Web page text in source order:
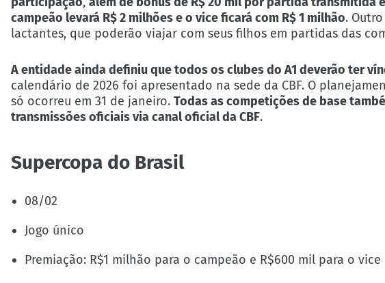
campeão levará R$ 2 milhões e o vice ficará com R$ 1 milhão.
lactantes, que poderão viajar com seus filhos em partidas das
A entidade ainda definiu que todos os clubes do A1 deverão ter
calendário de 2026 foi apresentado na sede da CBF. O
só ocorreu em 31 de janeiro. Todas as competições de base
transmissões oficiais via canal oficial da CBF.
Supercopa do Brasil
08/02
Jogo único
Premiação: R$1 milhão para o campeão e R$600 mil para o vice